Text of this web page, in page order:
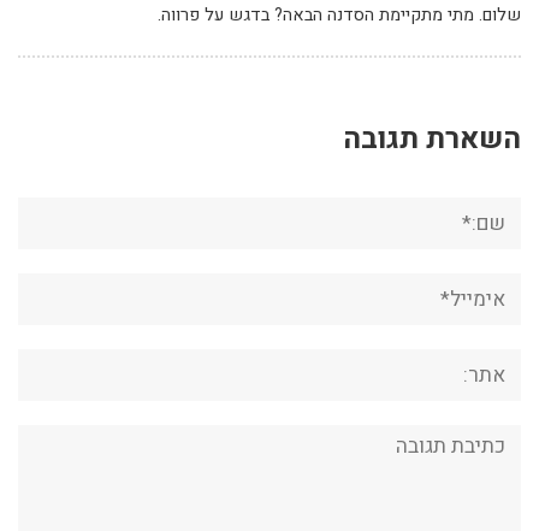
שלום. מתי מתקיימת הסדנה הבאה? בדגש על פרווה.
השארת תגובה
אימייל*
תגובה: